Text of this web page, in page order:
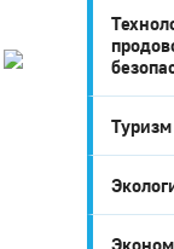
Настоящее
Жителям
Бизнесу